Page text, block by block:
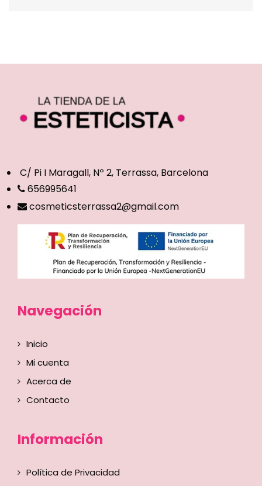
C/ Pi I Maragall, Nº 2, Terrassa, Barcelona
656995641
cosmeticsterrassa2@gmail.com
Navegación
Inicio
Mi cuenta
Acerca de
Contacto
Información
Política de Privacidad